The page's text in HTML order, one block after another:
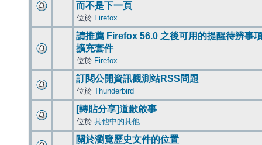
而不是下一頁
位於 Firefox
請推薦 Firefox 56.0 之後可用的提醒待辨事
擴充套件
位於 Firefox
訂閱公開資訊觀測站RSS問題
位於 Thunderbird
[轉貼分享]道歉啟事
位於 其他中的其他
關於瀏覽歷史文件的位置